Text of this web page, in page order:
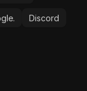
Discord